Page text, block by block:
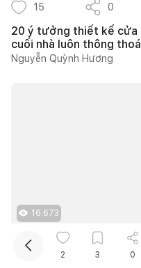
15 0
20 ý tưởng thiết kế cửa
cuối nhà luôn thông
Nguyễn Quỳnh Hương
16.673
2 3 0